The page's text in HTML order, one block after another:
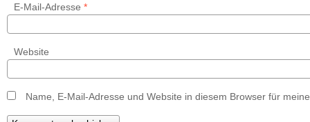
E-Mail-Adresse *
Website
Name, E-Mail-Adresse und Website in diesem Browser für